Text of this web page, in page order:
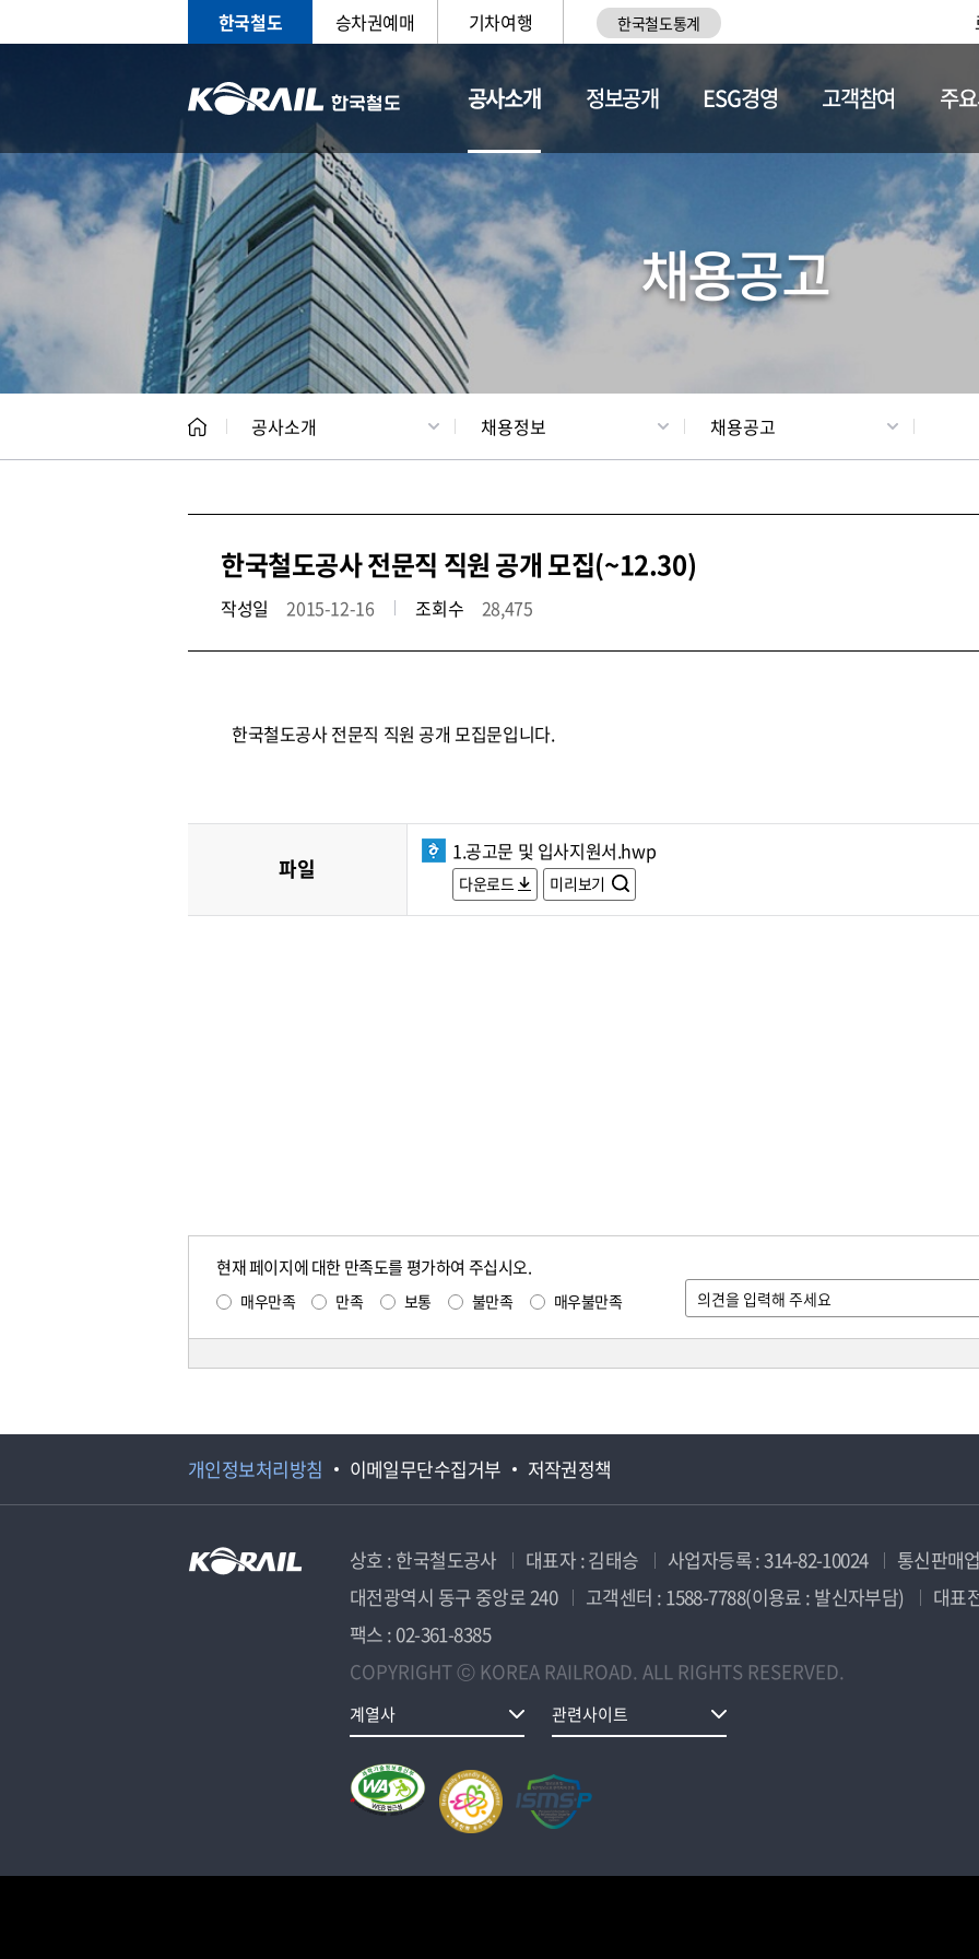
한국철도 승차권예매 기차여행 한국철도통계
공사소개
CEO 일반현황 채용정보
정보공개 ESG경영 고객참여 주
채용공고
공사소개 채용정보 채용공고
한국철도공사 전문직 직원 공개 모집(~12.30)
작성일 2015-12-16 조회수 28,475
한국철도공사 전문직 직원 공개 모집문입니다.
파일
1.공고문 및 입사지원서.hwp
다운로드 미리보기
현재 페이지에 대한 만족도를 평가하여 주십시오.
매우만족 만족 보통 불만족 매우불만족
개인정보처리방침 이메일무단수집거부 저작권정책
상호 : 한국철도공사 대표자 : 김태승 사업자등록 : 314-82-10024
통신판매
대전광역시 동구 중앙로 240
고객센터 : 1588-7788(이용료 : 발신자부담)
대표
팩스 : 02-361-8385
COPYRIGHT ⓒ KOREA RAILROAD. ALL RIGHTS RESERVED.
계열사 관련사이트